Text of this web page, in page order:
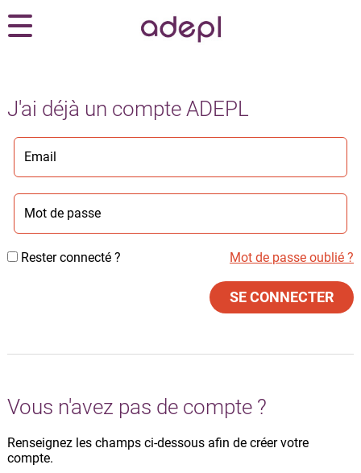
J'ai déjà un compte ADEPL
Rester connecté ? Mot de passe oublié ?
Vous n'avez pas de compte ?
Renseignez les champs ci-dessous afin de créer votre
compte.